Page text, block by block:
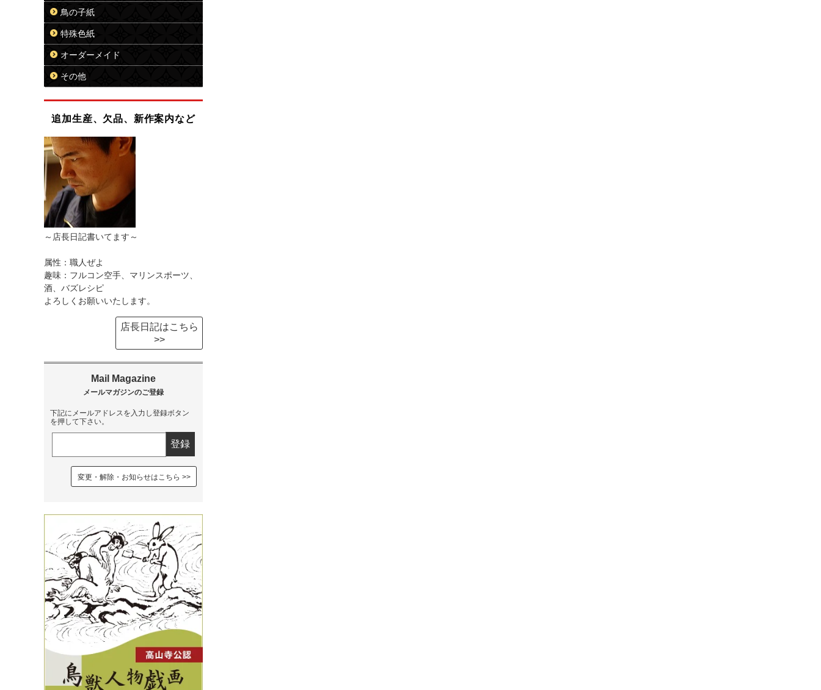
鳥の子紙
特殊色紙
オーダーメイド
その他
追加生産、欠品、新作案内など
～店長日記書いてます～
属性：職人ぜよ
趣味：フルコン空手、マリンスポーツ、
酒、バズレシピ
よろしくお願いいたします。
店長日記はこちら
>>
下記にメールアドレスを入力し登録ボタン
を押して下さい。
変更・解除・お知らせはこちら